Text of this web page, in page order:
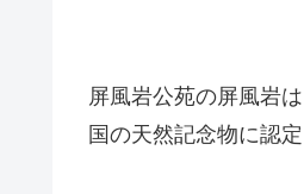
屏風岩公苑の屏風岩は
国の天然記念物に認定